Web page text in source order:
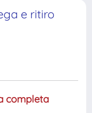
e ritiro
completa